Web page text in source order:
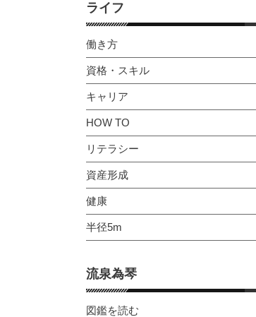
ライフ
働き方
資格・スキル
キャリア
HOW TO
リテラシー
資産形成
健康
半径5m
流泉為琴
図鑑を読む